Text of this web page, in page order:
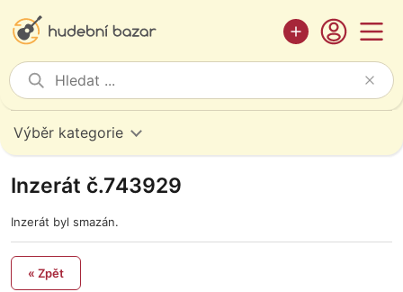
Výběr kategorie
Inzerát č.743929
Inzerát byl smazán.
« Zpět